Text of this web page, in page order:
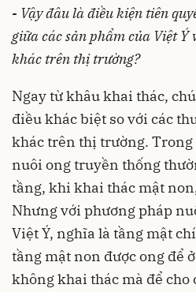
- Vậy đâu là điều kiện tiên
giữa các sản phẩm của Việt
khác trên thị trường?
Ngay từ khâu khai thác,
điều khác biệt so với các
khác trên thị trường.
nuôi ong truyền thống
tầng, khi khai thác mật
Nhưng với phương pháp
Việt Ý, nghĩa là tầng mật
tầng mật non được ong để
không khai thác mà để cho